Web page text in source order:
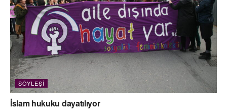
SÖYLEŞI
İslam hukuku dayatılıyor